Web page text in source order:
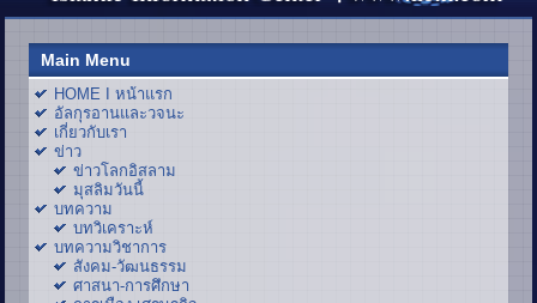
Main Menu
HOME I หน้าแรก
อัลกุรอานและวจนะ
เกี่ยวกับเรา
ข่าว
ข่าวโลกอิสลาม
มุสลิมวันนี้
บทความ
บทวิเคราะห์
บทความวิชาการ
สังคม-วัฒนธรรม
ศาสนา-การศึกษา